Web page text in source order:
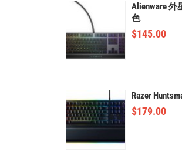
Alienware 外
色
$145.00
Razer
$179.00